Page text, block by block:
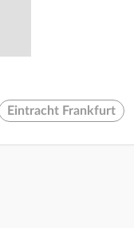
Eintracht Frankfurt